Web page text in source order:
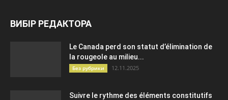
ВИБІР РЕДАКТОРА
Le Canada perd son statut d’élimination de
la rougeole au milieu...
Без рубрики 12.11.2025
Suivre le rythme des éléments constitutifs